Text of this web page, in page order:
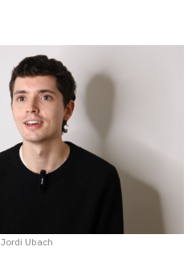
Jordi Ubach